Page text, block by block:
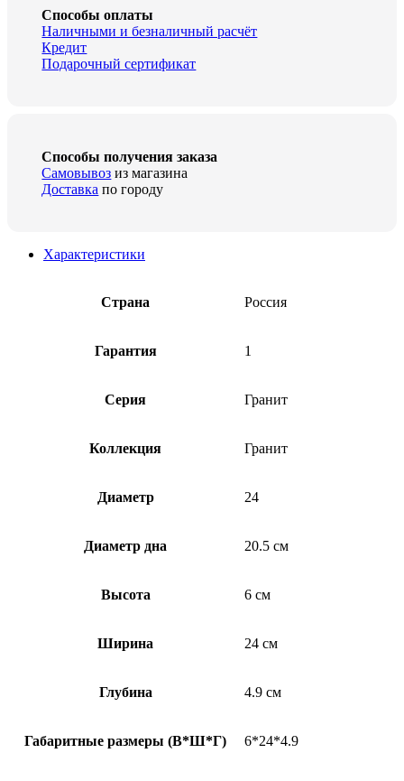
Способы оплаты
Наличными и безналичный расчёт
Кредит
Подарочный сертификат
Способы получения заказа
Самовывоз из магазина
Доставка по городу
Характеристики
Страна Россия
Гарантия 1
Серия Гранит
Коллекция Гранит
Диаметр 24
Диаметр дна 20.5 см
Высота 6 см
Ширина 24 см
Глубина 4.9 см
Габаритные размеры (В*Ш*Г) 6*24*4.9